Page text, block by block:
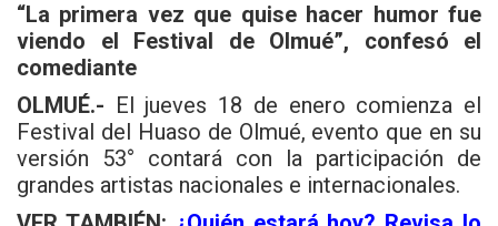
ce
b
o
o
k
tt
er
at
A
p
p
“La primera vez que quise hacer humor fue
viendo el Festival de Olmué”, confesó el
comediante
OLMUÉ.- El jueves 18 de enero comienza el
Festival del Huaso de Olmué, evento que en su
versión 53° contará con la participación de
grandes artistas nacionales e internacionales.